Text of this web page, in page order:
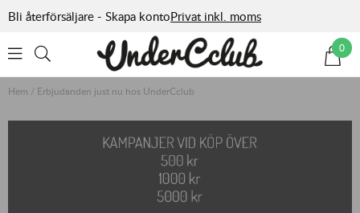
Bli återförsäljare - Skapa kontoPrivat inkl. moms
0
Hem / Erbjudanden just nu hos UnderCclub